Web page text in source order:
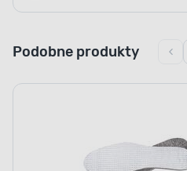
Podobne produkty